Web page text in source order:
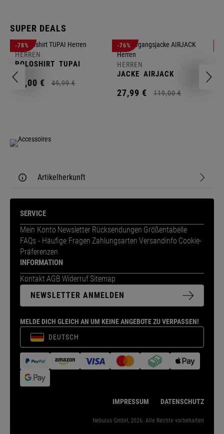
SUPER DEALS
-78%
HERREN
POLOSHIRT TUPAI
11,00 € 49,99 €
-76%
HERREN
JACKE AIRJACK
27,99 € 119,00 €
Artikelherkunft
SERVICE
Mein Konto Newsletter Rücksendungen Größentabelle
FAQs - Häufige Fragen Zahlungsarten Versandinfo Cookie-
Präferenzen
INFORMATION
Kontakt AGB Widerruf Sitemap
NEWSLETTER ANMELDEN
MELDE DICH GLEICH AN UM KEINE ANGEBOTE ZU VERPASSEN!
DEUTSCH
IMPRESSUM DATENSCHUTZ
Nebulus GmbH, 2026. Alle Rechte vorbehalten